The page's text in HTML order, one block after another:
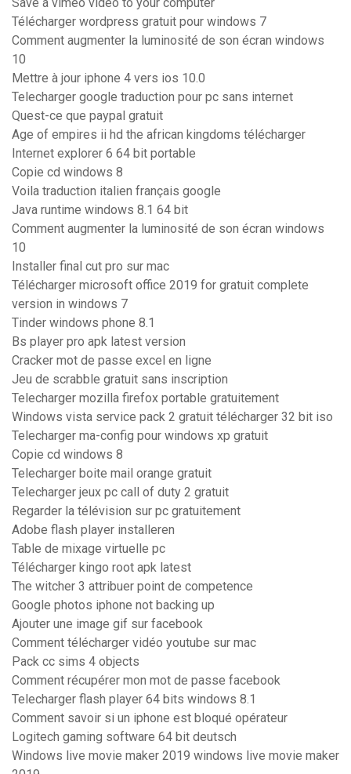
Save a vimeo video to your computer
Télécharger wordpress gratuit pour windows 7
Comment augmenter la luminosité de son écran windows
10
Mettre à jour iphone 4 vers ios 10.0
Telecharger google traduction pour pc sans internet
Quest-ce que paypal gratuit
Age of empires ii hd the african kingdoms télécharger
Internet explorer 6 64 bit portable
Copie cd windows 8
Voila traduction italien français google
Java runtime windows 8.1 64 bit
Comment augmenter la luminosité de son écran windows
10
Installer final cut pro sur mac
Télécharger microsoft office 2019 for gratuit complete
version in windows 7
Tinder windows phone 8.1
Bs player pro apk latest version
Cracker mot de passe excel en ligne
Jeu de scrabble gratuit sans inscription
Telecharger mozilla firefox portable gratuitement
Windows vista service pack 2 gratuit télécharger 32 bit iso
Telecharger ma-config pour windows xp gratuit
Copie cd windows 8
Telecharger boite mail orange gratuit
Telecharger jeux pc call of duty 2 gratuit
Regarder la télévision sur pc gratuitement
Adobe flash player installeren
Table de mixage virtuelle pc
Télécharger kingo root apk latest
The witcher 3 attribuer point de competence
Google photos iphone not backing up
Ajouter une image gif sur facebook
Comment télécharger vidéo youtube sur mac
Pack cc sims 4 objects
Comment récupérer mon mot de passe facebook
Telecharger flash player 64 bits windows 8.1
Comment savoir si un iphone est bloqué opérateur
Logitech gaming software 64 bit deutsch
Windows live movie maker 2019 windows live movie maker